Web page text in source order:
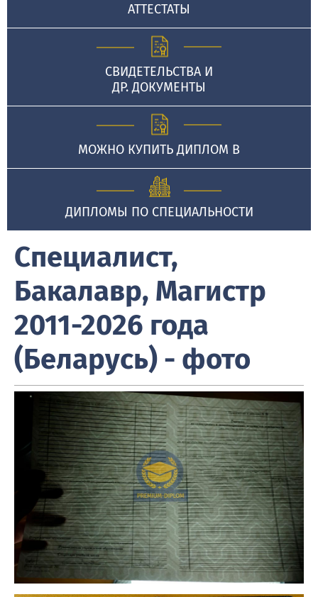
АТТЕСТАТЫ
СВИДЕТЕЛЬСТВА И
ДР. ДОКУМЕНТЫ
МОЖНО КУПИТЬ ДИПЛОМ В
ДИПЛОМЫ ПО СПЕЦИАЛЬНОСТИ
Специалист,
Бакалавр, Магистр
2011-2026 года
(Беларусь) - фото